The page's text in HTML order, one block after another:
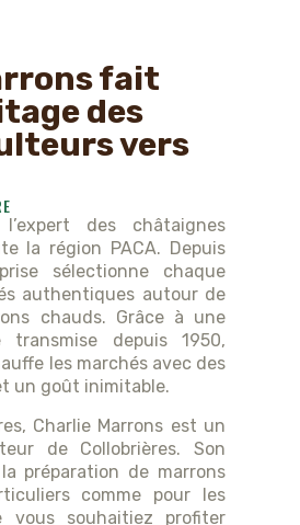
fait
des
vers
des châtaignes
la région PACA. Depuis
sélectionne chaque
authentiques autour de
chauds. Grâce à une
transmise depuis 1950,
les marchés avec des
un goût inimitable.
Charlie Marrons est un
de Collobrières. Son
préparation de marrons
comme pour les
vous souhaitiez profiter